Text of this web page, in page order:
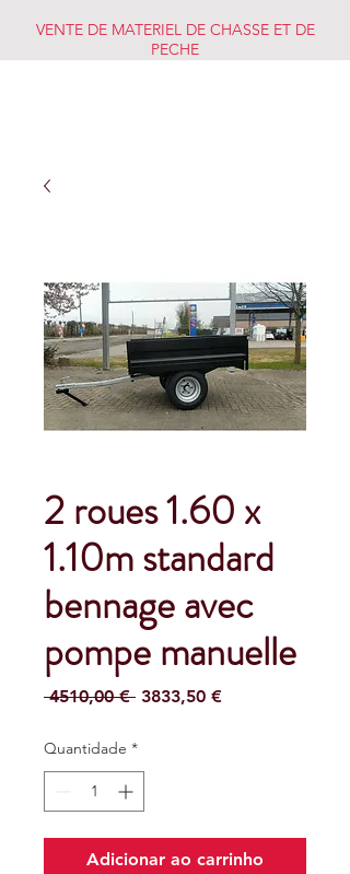
VENTE DE MATERIEL DE CHASSE ET DE
PECHE
2 roues 1.60 x
1.10m standard
bennage avec
pompe manuelle
4510,00 € Preço
3833,50 €Preço
Quantidade *
Adicionar ao carrinho